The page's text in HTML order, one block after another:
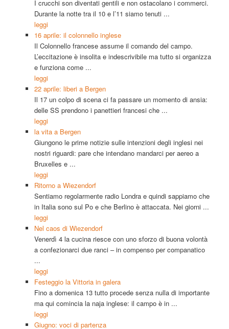
I crucchi son diventati gentili e non ostacolano i commerci.
Durante la notte tra il 10 e l’11 siamo tenuti ...
leggi
16 aprile: il colonnello inglese
Il Colonnello francese assume il comando del campo.
L’eccitazione è insolita e indescrivibile ma tutto si organizza
e funziona come ...
leggi
22 aprile: liberi a Bergen
Il 17 un colpo di scena ci fa passare un momento di ansia:
delle SS prendono i panettieri francesi che ...
leggi
la vita a Bergen
Giungono le prime notizie sulle intenzioni degli inglesi nei
nostri riguardi: pare che intendano mandarci per aereo a
Bruxelles e ...
leggi
Ritorno a Wiezendorf
Sentiamo regolarmente radio Londra e quindi sappiamo che
in Italia sono sul Po e che Berlino è attaccata. Nei giorni ...
leggi
Nel caos di Wiezendorf
Venerdì 4 la cucina riesce con uno sforzo di buona volontà
a confezionarci due ranci – in compenso per companatico
...
leggi
Festeggio la Vittoria in galera
Fino a domenica 13 tutto procede senza nulla di importante
ma qui comincia la naja inglese: il campo è in ...
leggi
Giugno: voci di partenza